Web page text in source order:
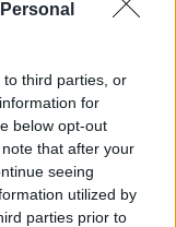
third parties, or
for
below opt-out
that after your
seeing
utilized by
parties prior to